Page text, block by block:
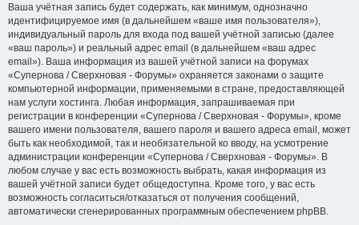
Ваша учётная запись будет содержать, как минимум, однозначно
идентифицируемое имя (в дальнейшем «ваше имя пользователя»),
индивидуальный пароль для входа под вашей учётной записью (далее
«ваш пароль») и реальный адрес email (в дальнейшем «ваш адрес
email»). Ваша информация из вашей учётной записи на форумах
«Супернова / Сверхновая - Форумы» охраняется законами о защите
компьютерной информации, применяемыми в стране, предоставляющей
нам услуги хостинга. Любая информация, запрашиваемая при
регистрации в конференции «Супернова / Сверхновая - Форумы», кроме
вашего имени пользователя, вашего пароля и вашего адреса email, может
быть как необходимой, так и необязательной ко вводу, на усмотрение
администрации конференции «Супернова / Сверхновая - Форумы». В
любом случае у вас есть возможность выбрать, какая информация из
вашей учётной записи будет общедоступна. Кроме того, у вас есть
возможность согласиться/отказаться от получения сообщений,
автоматически сгенерированных программным обеспечением phpBB.